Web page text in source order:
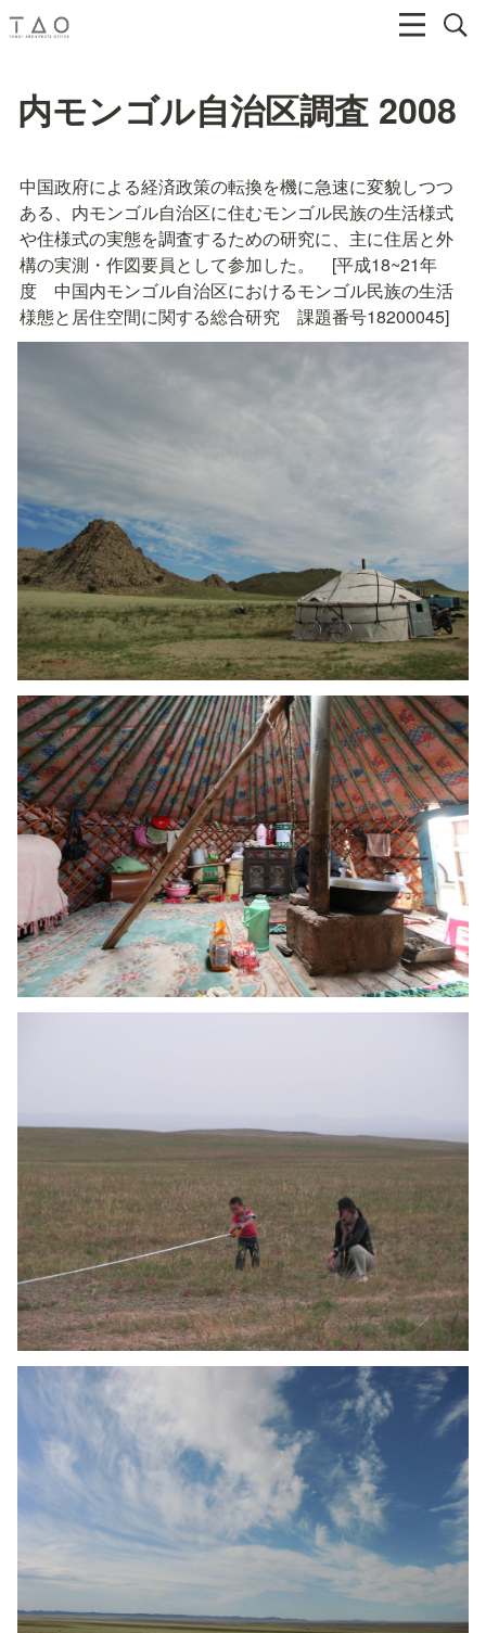
内モンゴル自治区調査 2008
中国政府による経済政策の転換を機に急速に変貌しつつ
ある、内モンゴル自治区に住むモンゴル民族の生活様式
や住様式の実態を調査するための研究に、主に住居と外
構の実測・作図要員として参加した。　[平成18~21年
度　中国内モンゴル自治区におけるモンゴル民族の生活
様態と居住空間に関する総合研究　課題番号18200045]